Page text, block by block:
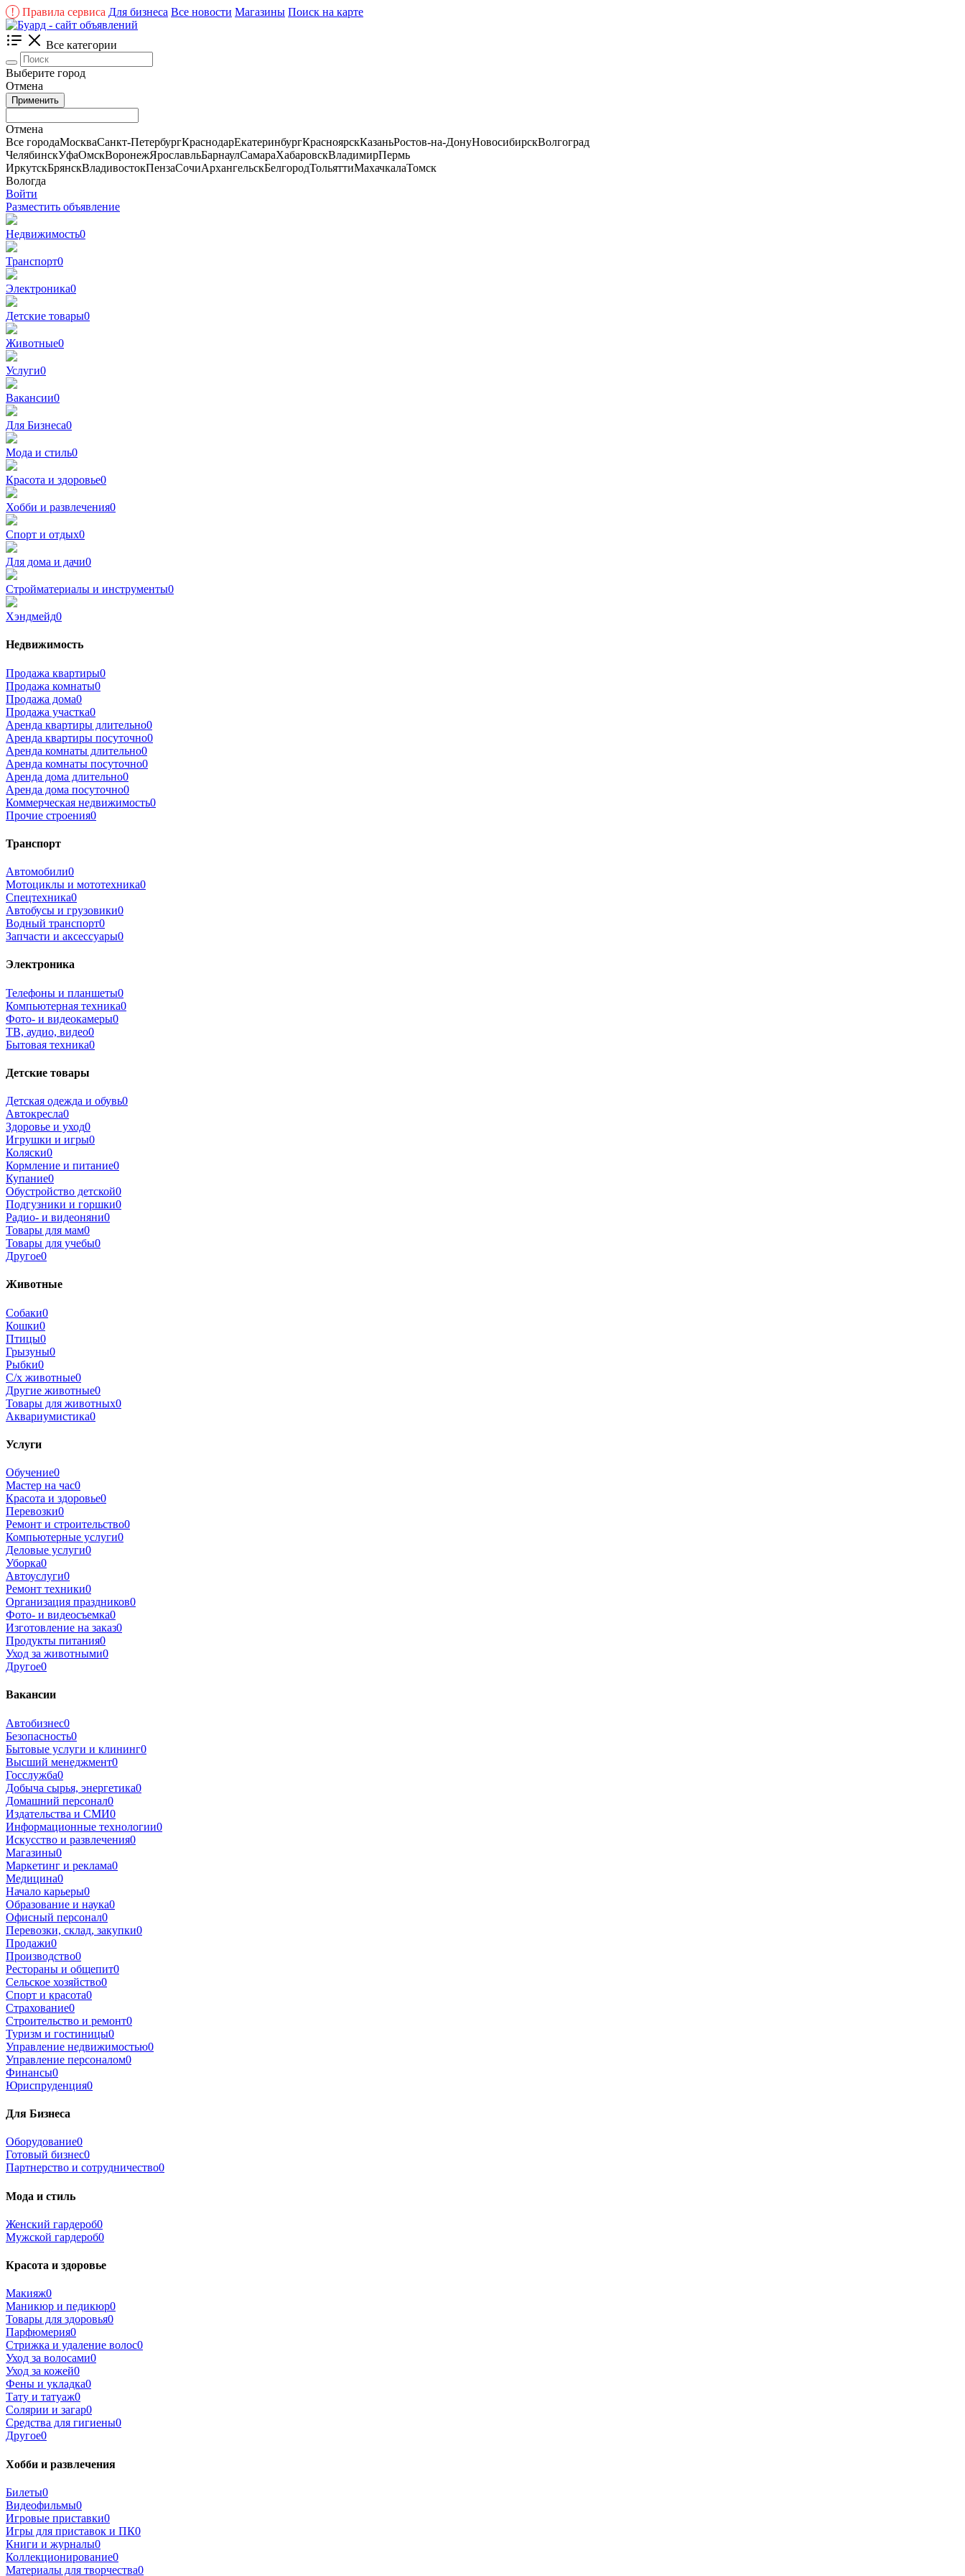
! Правила сервиса Для бизнеса Все новости Магазины Поиск на карте
Все категории
Выберите город
Отмена
Применить
Отмена
Все городаМоскваСанкт-ПетербургКраснодарЕкатеринбургКрасноярскКазаньРостов-на-ДонуНовосибирскВолгоград
ЧелябинскУфаОмскВоронежЯрославльБарнаулСамараХабаровскВладимирПермь
ИркутскБрянскВладивостокПензаСочиАрхангельскБелгородТольяттиМахачкалаТомск
Вологда
Войти
Разместить объявление
Недвижимость0
Транспорт0
Электроника0
Детские товары0
Животные0
Услуги0
Вакансии0
Для Бизнеса0
Мода и стиль0
Красота и здоровье0
Хобби и развлечения0
Спорт и отдых0
Для дома и дачи0
Стройматериалы и инструменты0
Хэндмейд0
Недвижимость
Продажа квартиры0
Продажа комнаты0
Продажа дома0
Продажа участка0
Аренда квартиры длительно0
Аренда квартиры посуточно0
Аренда комнаты длительно0
Аренда комнаты посуточно0
Аренда дома длительно0
Аренда дома посуточно0
Коммерческая недвижимость0
Прочие строения0
Транспорт
Автомобили0
Мотоциклы и мототехника0
Спецтехника0
Автобусы и грузовики0
Водный транспорт0
Запчасти и аксессуары0
Электроника
Телефоны и планшеты0
Компьютерная техника0
Фото- и видеокамеры0
ТВ, аудио, видео0
Бытовая техника0
Детские товары
Детская одежда и обувь0
Автокресла0
Здоровье и уход0
Игрушки и игры0
Коляски0
Кормление и питание0
Купание0
Обустройство детской0
Подгузники и горшки0
Радио- и видеоняни0
Товары для мам0
Товары для учебы0
Другое0
Животные
Собаки0
Кошки0
Птицы0
Грызуны0
Рыбки0
С/х животные0
Другие животные0
Товары для животных0
Аквариумистика0
Услуги
Обучение0
Мастер на час0
Красота и здоровье0
Перевозки0
Ремонт и строительство0
Компьютерные услуги0
Деловые услуги0
Уборка0
Автоуслуги0
Ремонт техники0
Организация праздников0
Фото- и видеосъемка0
Изготовление на заказ0
Продукты питания0
Уход за животными0
Другое0
Вакансии
Автобизнес0
Безопасность0
Бытовые услуги и клининг0
Высший менеджмент0
Госслужба0
Добыча сырья, энергетика0
Домашний персонал0
Издательства и СМИ0
Информационные технологии0
Искусство и развлечения0
Магазины0
Маркетинг и реклама0
Медицина0
Начало карьеры0
Образование и наука0
Офисный персонал0
Перевозки, склад, закупки0
Продажи0
Производство0
Рестораны и общепит0
Сельское хозяйство0
Спорт и красота0
Страхование0
Строительство и ремонт0
Туризм и гостиницы0
Управление недвижимостью0
Управление персоналом0
Финансы0
Юриспруденция0
Для Бизнеса
Оборудование0
Готовый бизнес0
Партнерство и сотрудничество0
Мода и стиль
Женский гардероб0
Мужской гардероб0
Красота и здоровье
Макияж0
Маникюр и педикюр0
Товары для здоровья0
Парфюмерия0
Стрижка и удаление волос0
Уход за волосами0
Уход за кожей0
Фены и укладка0
Тату и татуаж0
Солярии и загар0
Средства для гигиены0
Другое0
Хобби и развлечения
Билеты0
Видеофильмы0
Игровые приставки0
Игры для приставок и ПК0
Книги и журналы0
Коллекционирование0
Материалы для творчества0